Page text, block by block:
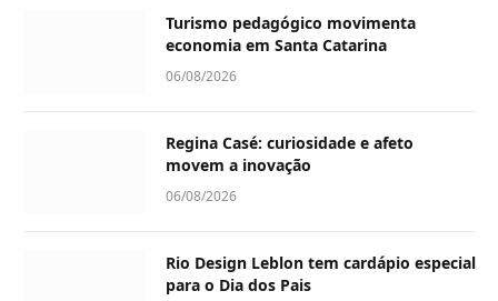
Turismo pedagógico movimenta
economia em Santa Catarina
06/08/2026
Regina Casé: curiosidade e afeto
movem a inovação
06/08/2026
Rio Design Leblon tem cardápio especial
para o Dia dos Pais